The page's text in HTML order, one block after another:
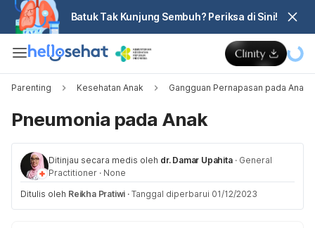
Batuk Tak Kunjung Sembuh? Periksa di Sini!
Parenting Kesehatan Anak Gangguan Pernapasan pada Anak
Pneumonia pada Anak
Ditinjau secara medis oleh dr. Damar Upahita · General
Practitioner · None
Ditulis oleh Reikha Pratiwi · Tanggal diperbarui 01/12/2023